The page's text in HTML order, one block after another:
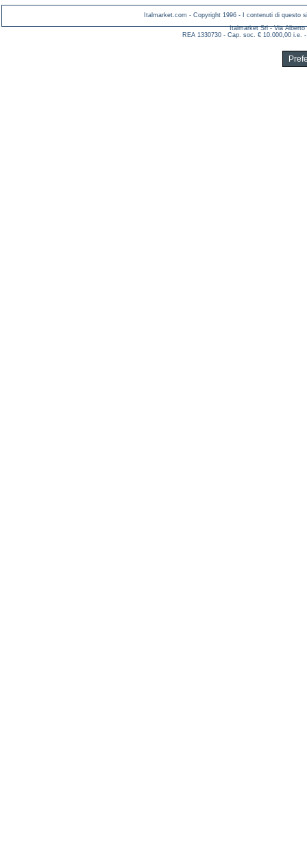
Italmarket.com - Copyright 1996 - I contenuti di questo
Italmarket Srl - Via Alberto
REA 1330730 - Cap. soc. € 10.000,00 i.e.